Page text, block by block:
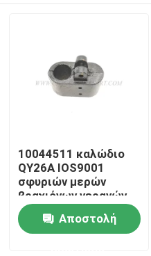
Αρχική Σελίδα
10044511 καλώδιο
QY26A IOS9001
σφυριών μερών
βραχιόνων γερανών
πιστοποιημένο
Αποστολή